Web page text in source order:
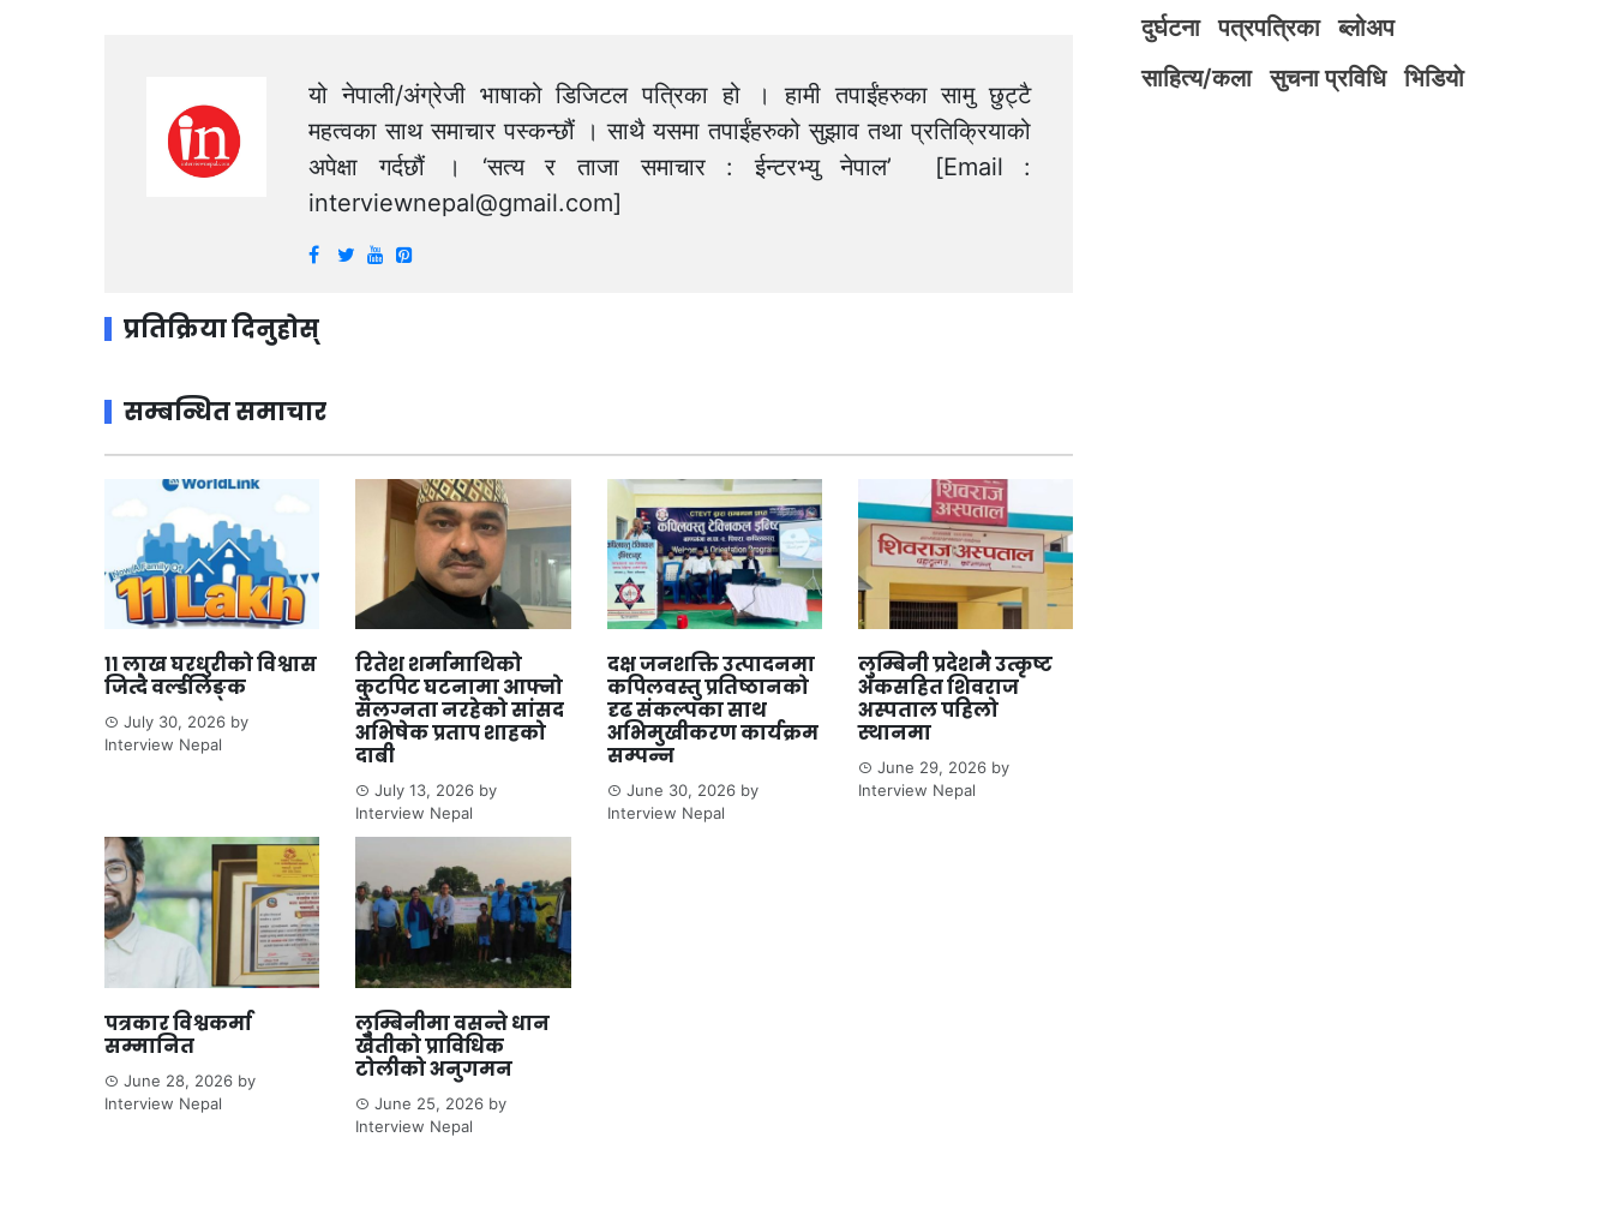
यो नेपाली/अंग्रेजी भाषाको डिजिटल पत्रिका हो । हामी तपाईंहरुका सामु छुट्टै
महत्वका साथ समाचार पस्कन्छौं । साथै यसमा तपाईंहरुको सुझाव तथा प्रतिक्रियाको
अपेक्षा गर्दछौं । ‘सत्य र ताजा समाचार : ईन्टरभ्यु नेपाल’ [Email :
interviewnepal@gmail.com]
प्रतिक्रिया दिनुहोस्
सम्बन्धित समाचार
११ लाख घरधुरीको विश्वास
जित्दै वर्ल्डलिङ्क
July 30, 2026 by
Interview Nepal
रितेश शर्मामाथिको
कुटपिट घटनामा आफ्नो
संलग्नता नरहेको सांसद
अभिषेक प्रताप शाहको
दाबी
July 13, 2026 by
Interview Nepal
दक्ष जनशक्ति उत्पादनमा
कपिलवस्तु प्रतिष्ठानको
दृढ संकल्पका साथ
अभिमुखीकरण कार्यक्रम
सम्पन्न
June 30, 2026by
Interview Nepal
लुम्बिनी प्रदेशमै उत्कृष्ट
अंकसहित शिवराज
अस्पताल पहिलो
स्थानमा
June 29, 2026by
Interview Nepal
पत्रकार विश्वकर्मा
सम्मानित
June 28, 2026 by
Interview Nepal
लुम्बिनीमा वसन्ते धान
खेतीको प्राविधिक
टोलीको अनुगमन
June 25, 2026 by
Interview Nepal
दुर्घटना
पत्रपत्रिका
ब्लोअप
साहित्य/कला
सुचना प्रविधि भिडियाे